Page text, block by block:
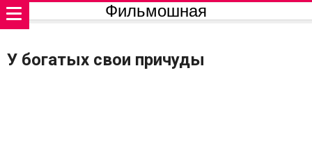
Фильмошная
У богатых свои причуды